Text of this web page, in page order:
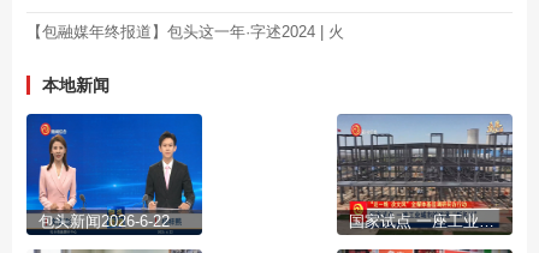
【包融媒年终报道】包头这一年·字述2024 | 火
本地新闻
包头新闻2026-6-22 国家试点 一座工业城市的流通“新名片”